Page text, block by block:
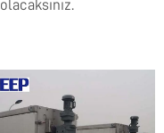
olacaksınız.